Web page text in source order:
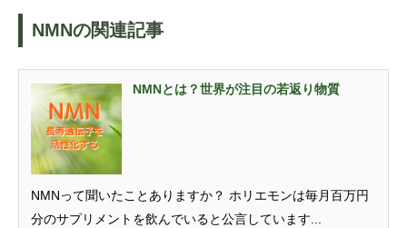
NMNの関連記事
NMNとは？世界が注目の若返り物質
NMNって聞いたことありますか？ ホリエモンは毎月百万円
分のサプリメントを飲んでいると公言しています...